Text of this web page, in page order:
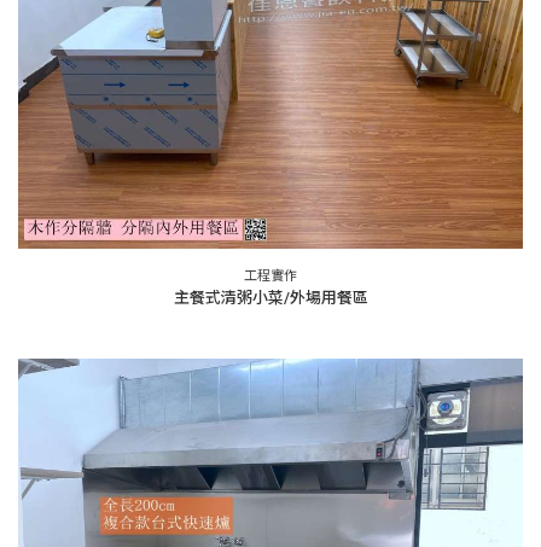
工程實作
主餐式清粥小菜/外場用餐區